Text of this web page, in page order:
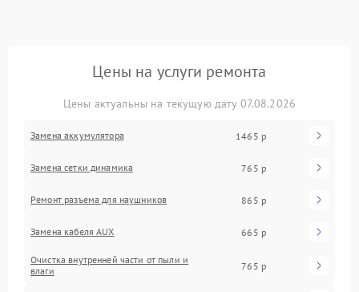
Цены на услуги ремонта
Цены актуальны на текущую дату 07.08.2026
Замена аккумулятора 1465 р
Замена сетки динамика 765 р
Ремонт разъема для наушников 865 р
Замена кабеля AUX 665 р
Очистка внутренней части от пыли и
влаги
765 р